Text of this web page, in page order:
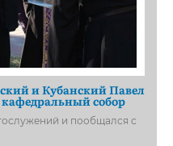
и Кубанский Павел
собор
и пообщался с